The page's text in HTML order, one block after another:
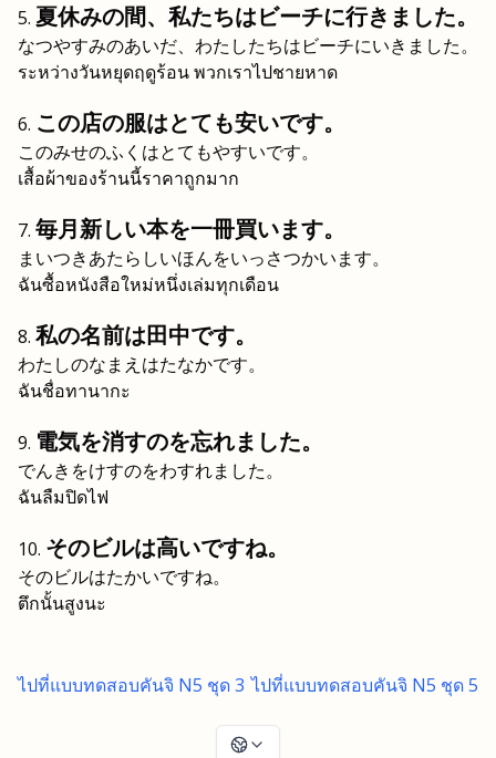
夏休みの間、私たちはビーチに行きました。
なつやすみのあいだ、わたしたちはビーチにいきました。
ระหว่างวันหยุดฤดูร้อน พวกเราไปชายหาด
この店の服はとても安いです。
このみせのふくはとてもやすいです。
เสื้อผ้าของร้านนี้ราคาถูกมาก
毎月新しい本を一冊買います。
まいつきあたらしいほんをいっさつかいます。
ฉันซื้อหนังสือใหม่หนึ่งเล่มทุกเดือน
私の名前は田中です。
わたしのなまえはたなかです。
ฉันชื่อทานากะ
電気を消すのを忘れました。
でんきをけすのをわすれました。
ฉันลืมปิดไฟ
そのビルは高いですね。
そのビルはたかいですね。
ตึกนั้นสูงนะ
ไปที่แบบทดสอบคันจิ N5 ชุด 3 ไปที่แบบทดสอบคันจิ N5 ชุด 5